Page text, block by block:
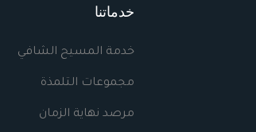
خدماتنا
خدمة المسيح الشافي
مجموعات التلمذة
مرصد نهاية الزمان